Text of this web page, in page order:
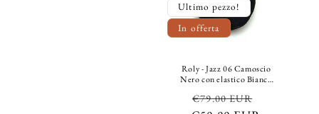
Ultimo pezzo!
In offerta
Roly - Jazz 06 Camoscio
Nero con elastico Bianco
Prezzo
€79.00 EUR